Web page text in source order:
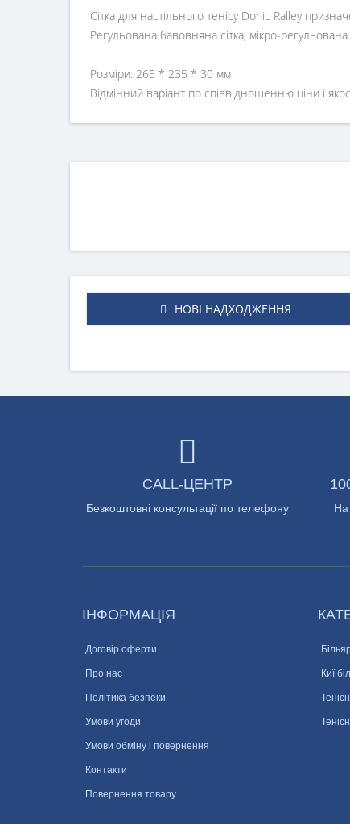
Сітка для настільного тенісу Donic Ralley
Регульована бавовняна сітка, мікро-
Розміри: 265 * 235 * 30 мм
Відмінний варіант по співвідношенню ціни і
НОВІ НАДХОДЖЕННЯ
CALL-ЦЕНТР
Безкоштовні консультації по телефону На
ІНФОРМАЦІЯ
Договір оферти
Про нас
Політика безпеки
Умови угоди
Умови обміну і повернення
Контакти
Повернення товару
Киї